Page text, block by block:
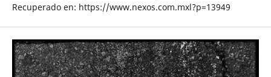
Recuperado en: https://www.nexos.com.mxl?p=13949